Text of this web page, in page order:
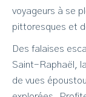
voyageurs à se
pittoresques et
Des falaises
Saint-Raphaël,
de vues